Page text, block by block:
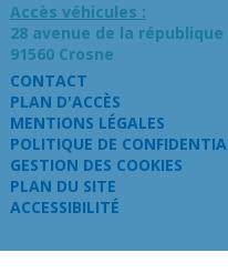
Accès véhicules :
28 avenue de la république
91560 Crosne
CONTACT
PLAN D'ACCÈS
MENTIONS LÉGALES
POLITIQUE DE
GESTION DES COOKIES
PLAN DU SITE
ACCESSIBILITÉ